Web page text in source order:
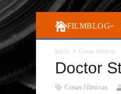
FILMBLOG
Inicio Cosas fílmicas
Doctor
Cosas fílmicas